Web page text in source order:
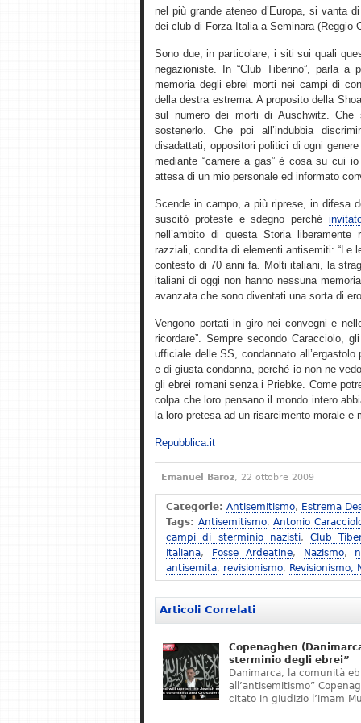
nel più grande ateneo d’Europa, si vanta
dei club di Forza Italia a Seminara (Reggio
Sono due, in particolare, i siti sui quali
negazioniste. In “Club Tiberino”, parla
memoria degli ebrei morti nei campi di
della destra estrema. A proposito della
sul numero dei morti di Auschwitz. Che
sostenerlo. Che poi all’indubbia
disadattati, oppositori politici di ogni
mediante “camere a gas” è cosa su cui
attesa di un mio personale ed informato
Scende in campo, a più riprese, in difesa
suscitò proteste e sdegno perché
nell’ambito di questa Storia
razziali, condita di elementi antisemiti: “Le
contesto di 70 anni fa. Molti italiani, la
italiani di oggi non hanno nessuna
avanzata che sono diventati una sorta di
Vengono portati in giro nei convegni e
ricordare”. Sempre secondo Caracciolo,
ufficiale delle SS, condannato
e di giusta condanna, perché io non ne
gli ebrei romani senza i Priebke. Come
colpa che loro pensano il mondo intero
la loro pretesa ad un risarcimento morale e
Repubblica.it
Emanuel Baroz, 22 ottobre 2009
Categorie: Antisemitismo, Estrema
Tags: Antisemitismo,Antonio
campi di sterminio nazisti,Club
italiana, Fosse Ardeatine, Nazismo,
antisemita, revisionismo, Revisionismo,
Articoli Correlati
Copenaghen
sterminio degli ebrei”
Danimarca, la comunità
all’antisemitismo”
citato in giudizio l’imam